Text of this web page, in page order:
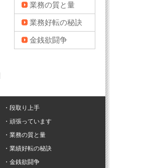
業務の質と量
業務好転の秘訣
金銭欲闘争
・段取り上手
・頑張っています
・業務の質と量
・業績好転の秘訣
・金銭欲闘争